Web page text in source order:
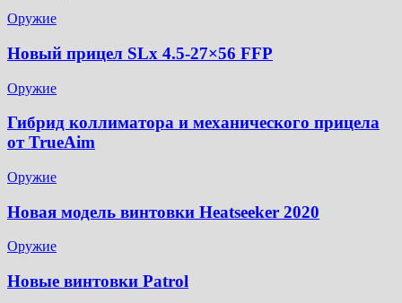
Оружие
Новый прицел SLx 4.5-27×56 FFP
Оружие
Гибрид коллиматора и механического прицела
от TrueAim
Оружие
Новая модель винтовки Heatseeker 2020
Оружие
Новые винтовки Patrol